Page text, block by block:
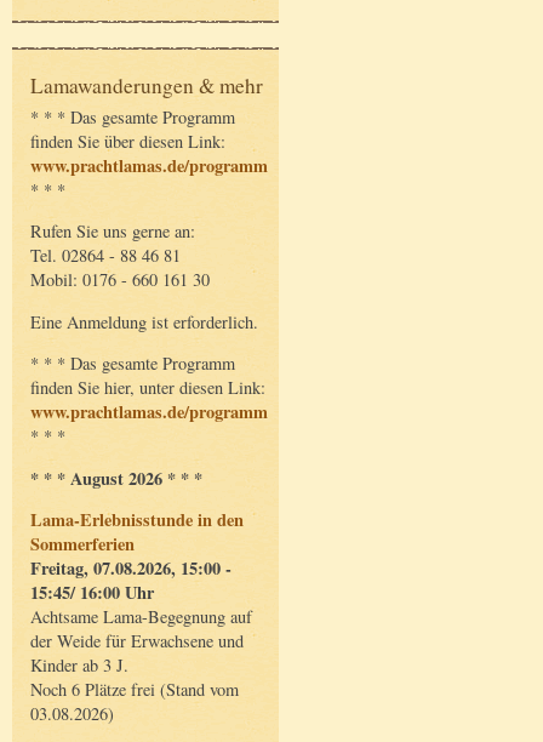
Lamawanderungen & mehr
* * * Das gesamte Programm
finden Sie über diesen Link:
www.prachtlamas.de/programm
* * *
Rufen Sie uns gerne an:
Tel. 02864 - 88 46 81
Mobil: 0176 - 660 161 30
Eine Anmeldung ist erforderlich.
* * * Das gesamte Programm
finden Sie hier, unter diesen Link:
www.prachtlamas.de/programm
* * *
* * * August 2026 * * *
Lama-Erlebnisstunde in den
Sommerferien
Freitag, 07.08.2026, 15:00 -
15:45/ 16:00 Uhr
Achtsame Lama-Begegnung auf
der Weide für Erwachsene und
Kinder ab 3 J.
Noch 6 Plätze frei (Stand vom
03.08.2026)